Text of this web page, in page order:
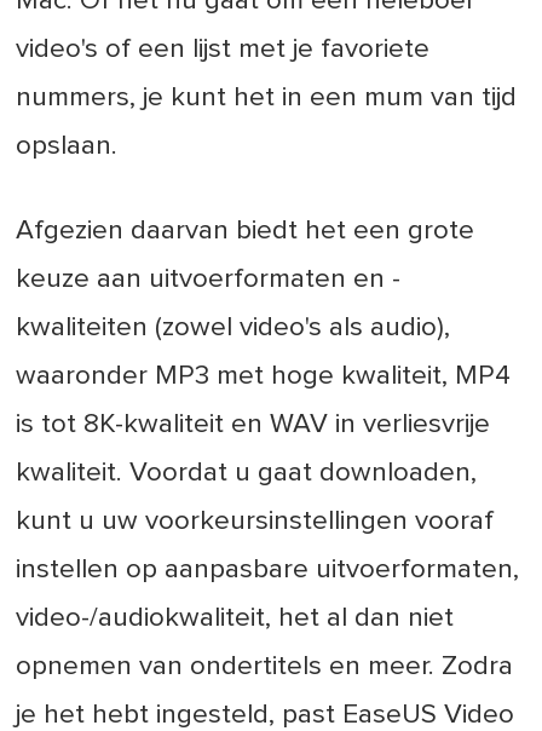
video's of een lijst met je favoriete
nummers, je kunt het in een mum van tijd
opslaan.
Afgezien daarvan biedt het een grote
keuze aan uitvoerformaten en -
kwaliteiten (zowel video's als audio),
waaronder MP3 met hoge kwaliteit, MP4
is tot 8K-kwaliteit en WAV in verliesvrije
kwaliteit. Voordat u gaat downloaden,
kunt u uw voorkeursinstellingen vooraf
instellen op aanpasbare uitvoerformaten,
video-/audiokwaliteit, het al dan niet
opnemen van ondertitels en meer. Zodra
je het hebt ingesteld, past EaseUS Video